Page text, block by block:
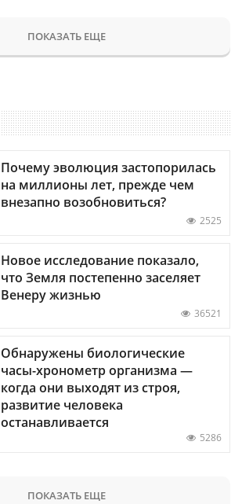
ПОКАЗАТЬ ЕЩЕ
Почему эволюция застопорилась
на миллионы лет, прежде чем
внезапно возобновиться?
2525
Новое исследование показало,
что Земля постепенно заселяет
Венеру жизнью
36521
Обнаружены биологические
часы-хронометр организма —
когда они выходят из строя,
развитие человека
останавливается
5286
ПОКАЗАТЬ ЕЩЕ